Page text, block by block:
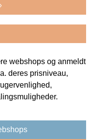
webshops og anmeldt
deres prisniveau,